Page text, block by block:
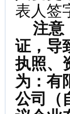
表人签
注意
证，导
执照、
为：有
公司（